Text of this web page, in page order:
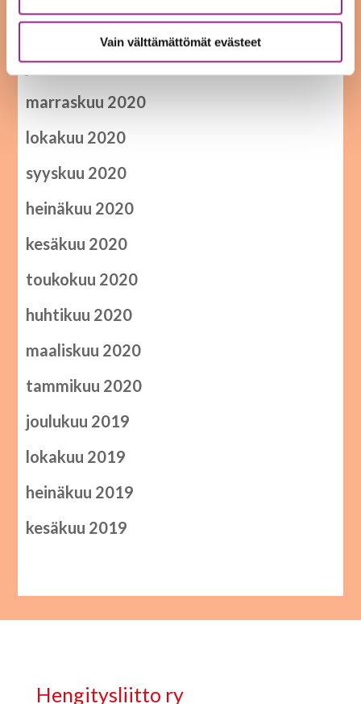
Vain välttämättömät evästeet
joulukuu 2020
marraskuu 2020
lokakuu 2020
syyskuu 2020
heinäkuu 2020
kesäkuu 2020
toukokuu 2020
huhtikuu 2020
maaliskuu 2020
tammikuu 2020
joulukuu 2019
lokakuu 2019
heinäkuu 2019
kesäkuu 2019
Hengitysliitto ry